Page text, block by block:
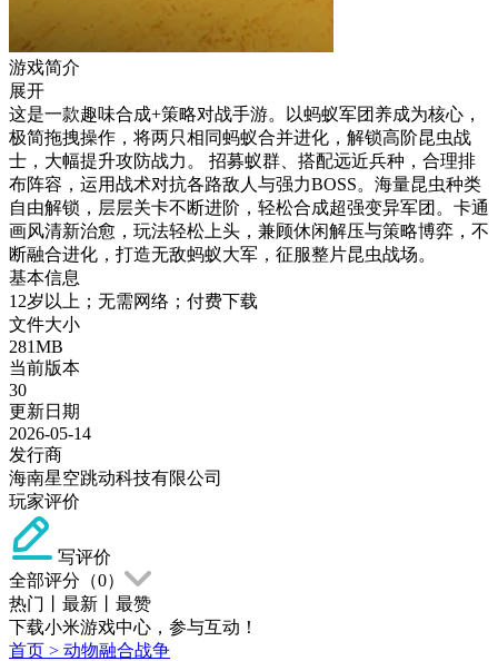
游戏简介
展开
这是一款趣味合成+策略对战手游。以蚂蚁军团养成为核心，
极简拖拽操作，将两只相同蚂蚁合并进化，解锁高阶昆虫战
士，大幅提升攻防战力。 招募蚁群、搭配远近兵种，合理排
布阵容，运用战术对抗各路敌人与强力BOSS。海量昆虫种类
自由解锁，层层关卡不断进阶，轻松合成超强变异军团。卡通
画风清新治愈，玩法轻松上头，兼顾休闲解压与策略博弈，不
断融合进化，打造无敌蚂蚁大军，征服整片昆虫战场。
基本信息
12岁以上；无需网络；付费下载
文件大小
281MB
当前版本
30
更新日期
2026-05-14
发行商
海南星空跳动科技有限公司
玩家评价
写评价
全部评分（0）
热门
最新
最赞
下载小米游戏中心，参与互动！
首页 > 动物融合战争